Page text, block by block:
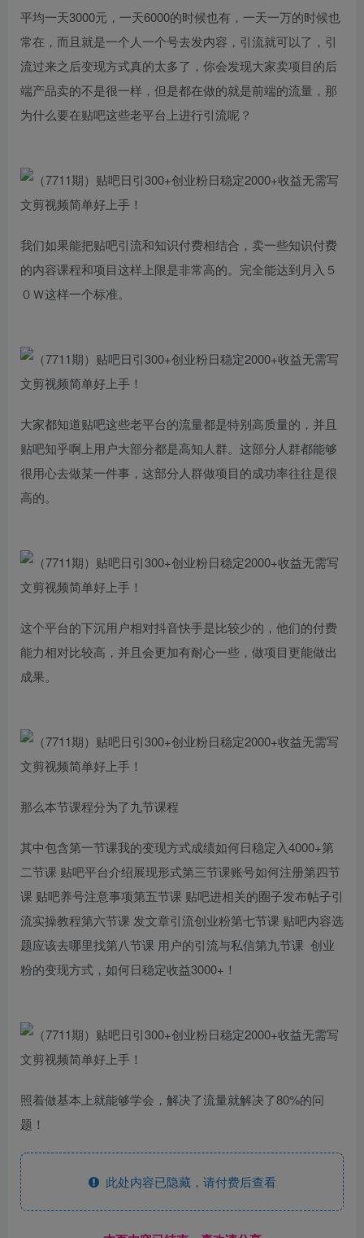
平均一天3000元，一天6000的时候也有，一天一万的时候也
常在，而且就是一个人一个号去发内容，引流就可以了，引
流过来之后变现方式真的太多了，你会发现大家卖项目的后
端产品卖的不是很一样，但是都在做的就是前端的流量，那
为什么要在贴吧这些老平台上进行引流呢？
我们如果能把贴吧引流和知识付费相结合，卖一些知识付费
的内容课程和项目这样上限是非常高的。完全能达到月入５
０Ｗ这样一个标准。
大家都知道贴吧这些老平台的流量都是特别高质量的，并且
贴吧知乎啊上用户大部分都是高知人群。这部分人群都能够
很用心去做某一件事，这部分人群做项目的成功率往往是很
高的。
这个平台的下沉用户相对抖音快手是比较少的，他们的付费
能力相对比较高，并且会更加有耐心一些，做项目更能做出
成果。
那么本节课程分为了九节课程
其中包含第一节课我的变现方式成绩如何日稳定入4000+第
二节课 贴吧平台介绍展现形式第三节课账号如何注册第四节
课 贴吧养号注意事项第五节课 贴吧进相关的圈子发布帖子引
流实操教程第六节课 发文章引流创业粉第七节课 贴吧内容选
题应该去哪里找第八节课 用户的引流与私信第九节课 创业
粉的变现方式，如何日稳定收益3000+！
照着做基本上就能够学会，解决了流量就解决了80%的问
题！
此处内容已隐藏，请付费后查看